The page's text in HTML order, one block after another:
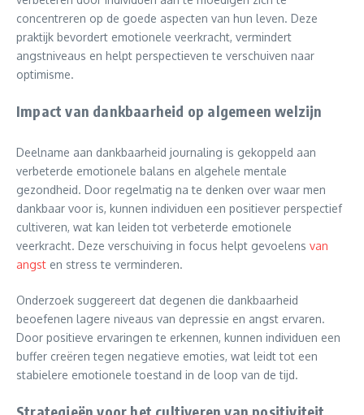
concentreren op de goede aspecten van hun leven. Deze
praktijk bevordert emotionele veerkracht, vermindert
angstniveaus en helpt perspectieven te verschuiven naar
optimisme.
Impact van dankbaarheid op algemeen welzijn
Deelname aan dankbaarheid journaling is gekoppeld aan
verbeterde emotionele balans en algehele mentale
gezondheid. Door regelmatig na te denken over waar men
dankbaar voor is, kunnen individuen een positiever perspectief
cultiveren, wat kan leiden tot verbeterde emotionele
veerkracht. Deze verschuiving in focus helpt gevoelens van
angst en stress te verminderen.
Onderzoek suggereert dat degenen die dankbaarheid
beoefenen lagere niveaus van depressie en angst ervaren.
Door positieve ervaringen te erkennen, kunnen individuen een
buffer creëren tegen negatieve emoties, wat leidt tot een
stabielere emotionele toestand in de loop van de tijd.